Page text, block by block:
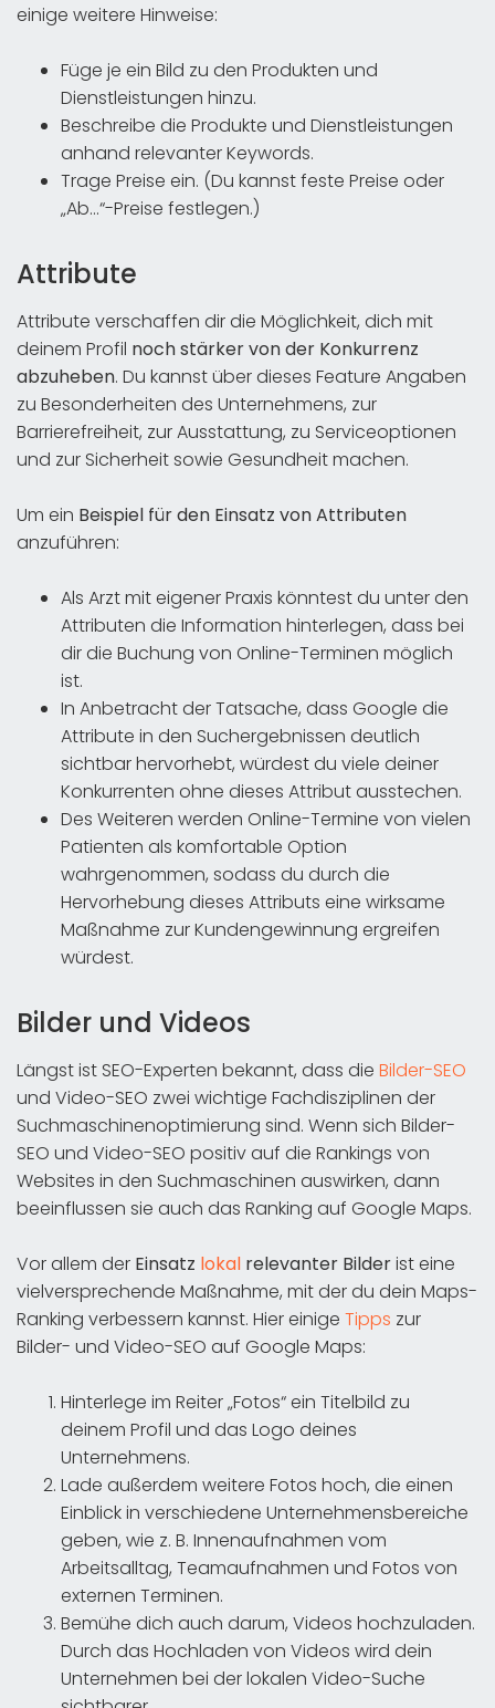
einige weitere Hinweise:
Füge je ein Bild zu den Produkten und
Dienstleistungen hinzu.
Beschreibe die Produkte und Dienstleistungen
anhand relevanter Keywords.
Trage Preise ein. (Du kannst feste Preise oder
„Ab…“-Preise festlegen.)
Attribute
Attribute verschaffen dir die Möglichkeit, dich mit
deinem Profil noch stärker von der Konkurrenz
abzuheben. Du kannst über dieses Feature Angaben
zu Besonderheiten des Unternehmens, zur
Barrierefreiheit, zur Ausstattung, zu Serviceoptionen
und zur Sicherheit sowie Gesundheit machen.
Um ein Beispiel für den Einsatz von Attributen
anzuführen:
Als Arzt mit eigener Praxis könntest du unter den
Attributen die Information hinterlegen, dass bei
dir die Buchung von Online-Terminen möglich
ist.
In Anbetracht der Tatsache, dass Google die
Attribute in den Suchergebnissen deutlich
sichtbar hervorhebt, würdest du viele deiner
Konkurrenten ohne dieses Attribut ausstechen.
Des Weiteren werden Online-Termine von vielen
Patienten als komfortable Option
wahrgenommen, sodass du durch die
Hervorhebung dieses Attributs eine wirksame
Maßnahme zur Kundengewinnung ergreifen
würdest.
Bilder und Videos
Längst ist SEO-Experten bekannt, dass die Bilder-SEO
und Video-SEO zwei wichtige Fachdisziplinen der
Suchmaschinenoptimierung sind. Wenn sich Bilder-
SEO und Video-SEO positiv auf die Rankings von
Websites in den Suchmaschinen auswirken, dann
beeinflussen sie auch das Ranking auf Google Maps.
Vor allem der Einsatz lokal relevanter Bilderist eine
vielversprechende Maßnahme, mit der du dein Maps-
Ranking verbessern kannst. Hier einige Tipps zur
Bilder- und Video-SEO auf Google Maps:
Hinterlege im Reiter „Fotos“ ein Titelbild zu
deinem Profil und das Logo deines
Unternehmens.
Lade außerdem weitere Fotos hoch, die einen
Einblick in verschiedene Unternehmensbereiche
geben, wie z. B. Innenaufnahmen vom
Arbeitsalltag, Teamaufnahmen und Fotos von
externen Terminen.
Bemühe dich auch darum, Videos hochzuladen.
Durch das Hochladen von Videos wird dein
Unternehmen bei der lokalen Video-Suche